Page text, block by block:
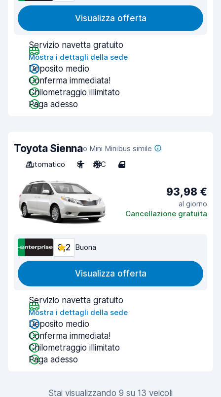
Visualizza offerta
Servizio navetta gratuito
Mostra i dettagli della sede
Deposito medio
Conferma immediata!
Chilometraggio illimitato
Paga adesso
Toyota Siennao Mini Minibus simile
Automatico
8 A/C 4
93,98 €
al giorno
Cancellazione gratuita
8,2 Buona
Visualizza offerta
Servizio navetta gratuito
Mostra i dettagli della sede
Deposito medio
Conferma immediata!
Chilometraggio illimitato
Paga adesso
Stai visualizzando 9 su 13 veicoli